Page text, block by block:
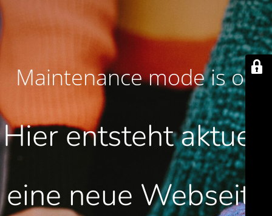
Maintenance mode is on
Hier entsteht aktuell
eine neue Webseite